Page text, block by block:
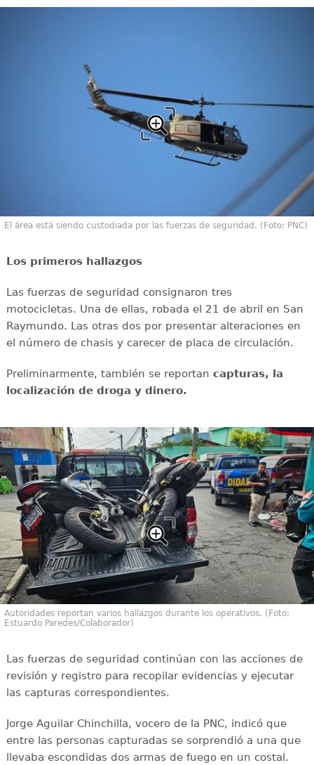
El área está siendo custodiada por las fuerzas de seguridad. (Foto: PNC)
Los primeros hallazgos
Las fuerzas de seguridad consignaron tres
motocicletas. Una de ellas, robada el 21 de abril en San
Raymundo. Las otras dos por presentar alteraciones en
el número de chasis y carecer de placa de circulación.
Preliminarmente, también se reportan capturas, la
localización de droga y dinero.
Autoridades reportan varios hallazgos durante los operativos. (Foto:
Estuardo Paredes/Colaborador)
Las fuerzas de seguridad continúan con las acciones de
revisión y registro para recopilar evidencias y ejecutar
las capturas correspondientes.
Jorge Aguilar Chinchilla, vocero de la PNC, indicó que
entre las personas capturadas se sorprendió a una que
llevaba escondidas dos armas de fuego en un costal.